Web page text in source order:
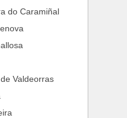
do Caramiñal
Valdeorras